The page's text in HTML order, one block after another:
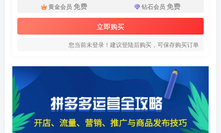
黄金会员 免费 钻石会员 免费
立即购买
您当前未登录！建议登陆后购买，可保存购买订单